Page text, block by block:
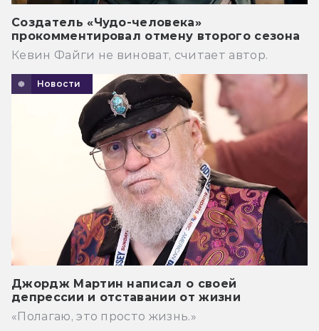
Создатель «Чудо-человека»
прокомментировал отмену второго сезона
Кевин Файги не виноват, считает автор.
Новости
Джордж Мартин написал о своей
депрессии и отставании от жизни
«Полагаю, это просто жизнь.»